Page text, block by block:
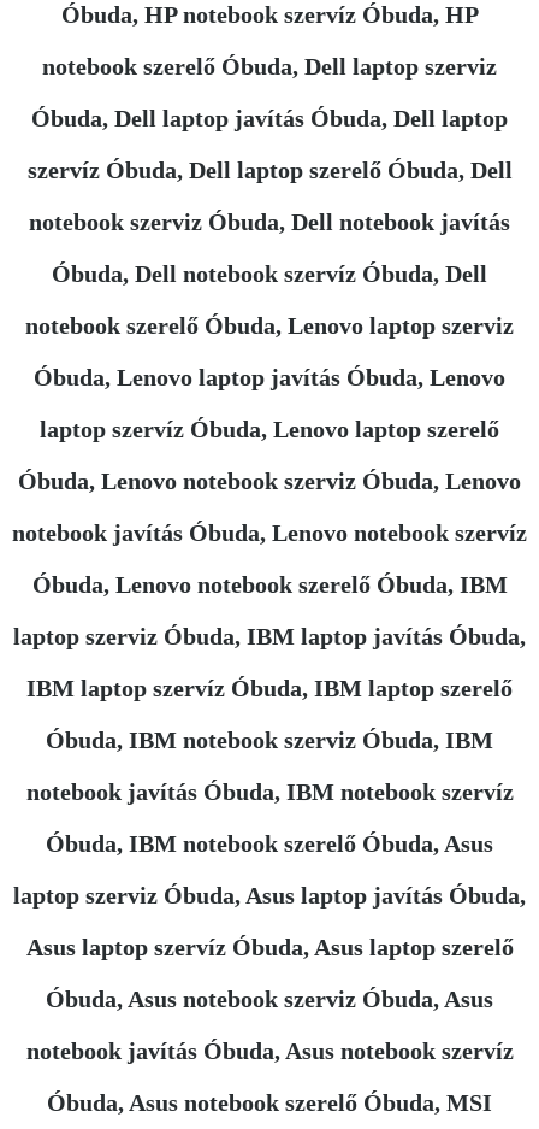
Óbuda, HP notebook szervíz Óbuda, HP
notebook szerelő Óbuda, Dell laptop szerviz
Óbuda, Dell laptop javítás Óbuda, Dell laptop
szervíz Óbuda, Dell laptop szerelő Óbuda, Dell
notebook szerviz Óbuda, Dell notebook javítás
Óbuda, Dell notebook szervíz Óbuda, Dell
notebook szerelő Óbuda, Lenovo laptop szerviz
Óbuda, Lenovo laptop javítás Óbuda, Lenovo
laptop szervíz Óbuda, Lenovo laptop szerelő
Óbuda, Lenovo notebook szerviz Óbuda, Lenovo
notebook javítás Óbuda, Lenovo notebook szervíz
Óbuda, Lenovo notebook szerelő Óbuda, IBM
laptop szerviz Óbuda, IBM laptop javítás Óbuda,
IBM laptop szervíz Óbuda, IBM laptop szerelő
Óbuda, IBM notebook szerviz Óbuda, IBM
notebook javítás Óbuda, IBM notebook szervíz
Óbuda, IBM notebook szerelő Óbuda, Asus
laptop szerviz Óbuda, Asus laptop javítás Óbuda,
Asus laptop szervíz Óbuda, Asus laptop szerelő
Óbuda, Asus notebook szerviz Óbuda, Asus
notebook javítás Óbuda, Asus notebook szervíz
Óbuda, Asus notebook szerelő Óbuda, MSI